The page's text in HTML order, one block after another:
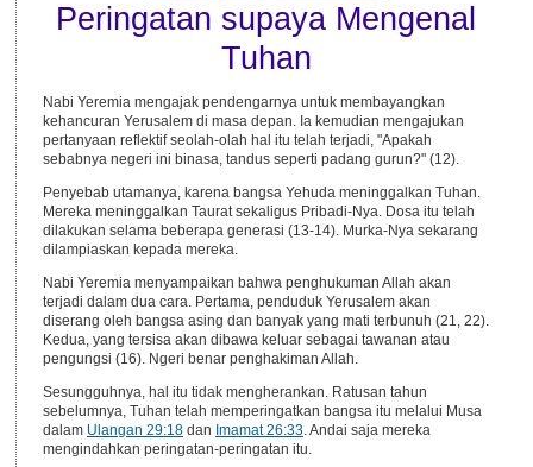
Peringatan supaya Mengenal
Tuhan
Nabi Yeremia mengajak pendengarnya untuk membayangkan
kehancuran Yerusalem di masa depan. Ia kemudian mengajukan
pertanyaan reflektif seolah-olah hal itu telah terjadi, "Apakah
sebabnya negeri ini binasa, tandus seperti padang gurun?" (12).
Penyebab utamanya, karena bangsa Yehuda meninggalkan Tuhan.
Mereka meninggalkan Taurat sekaligus Pribadi-Nya. Dosa itu telah
dilakukan selama beberapa generasi (13-14). Murka-Nya sekarang
dilampiaskan kepada mereka.
Nabi Yeremia menyampaikan bahwa penghukuman Allah akan
terjadi dalam dua cara. Pertama, penduduk Yerusalem akan
diserang oleh bangsa asing dan banyak yang mati terbunuh (21, 22).
Kedua, yang tersisa akan dibawa keluar sebagai tawanan atau
pengungsi (16). Ngeri benar penghakiman Allah.
Sesungguhnya, hal itu tidak mengherankan. Ratusan tahun
sebelumnya, Tuhan telah memperingatkan bangsa itu melalui Musa
dalam Ulangan 29:18dan Imamat 26:33. Andai saja mereka
mengindahkan peringatan-peringatan itu.